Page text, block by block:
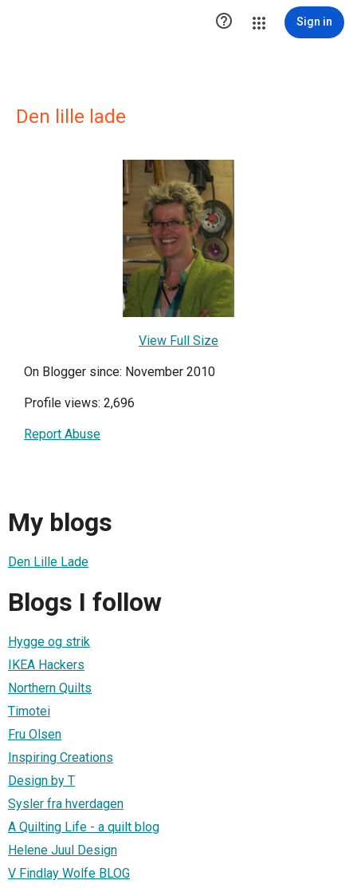
 Sign in
Den lille lade
View Full Size
On Blogger since: November 2010
Profile views: 2,696
Report Abuse
My blogs
Den Lille Lade
Blogs I follow
Hygge og strik
IKEA Hackers
Northern Quilts
Timotei
Fru Olsen
Inspiring Creations
Design by T
Sysler fra hverdagen
A Quilting Life - a quilt blog
Helene Juul Design
V Findlay Wolfe BLOG